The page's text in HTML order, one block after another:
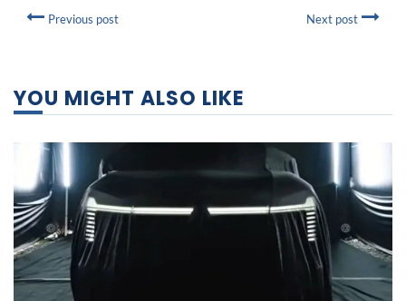
Previous post Next post
YOU MIGHT ALSO LIKE